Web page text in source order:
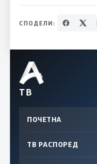
СПОДЕЛИ:
ТВ
ПОЧЕТНА
ТВ РАСПОРЕД